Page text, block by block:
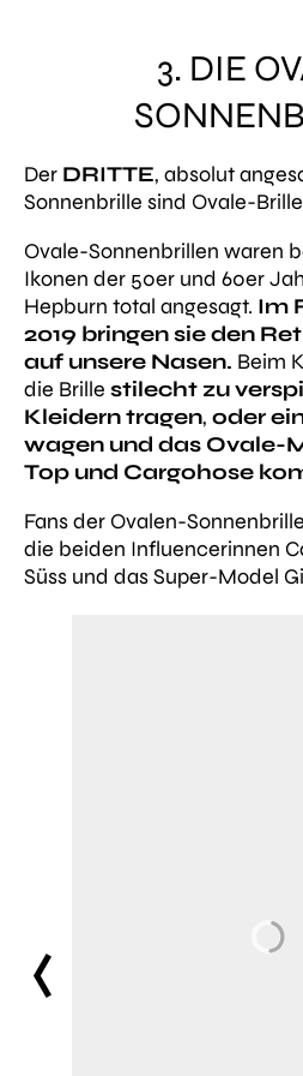
3. DIE
Der DRITTE, absolut
Sonnenbrille sind Ovale-
Ovale-Sonnenbrillen waren
Ikonen der 50er und 60er
Hepburn total angesagt. Im
2019 bringen sie den
auf unsere Nasen. Beim
die Brille stilecht zu
Kleidern tragen, oder
wagen und das Ovale-
Top und Cargohose
Fans der Ovalen-
die beiden Influencerinnen
Süss und das Super-Model
prev